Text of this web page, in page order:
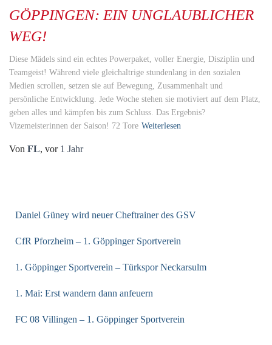
GÖPPINGEN: EIN UNGLAUBLICHER
WEG!
Diese Mädels sind ein echtes Powerpaket, voller Energie, Disziplin und
Teamgeist! Während viele gleichaltrige stundenlang in den sozialen
Medien scrollen, setzen sie auf Bewegung, Zusammenhalt und
persönliche Entwicklung. Jede Woche stehen sie motiviert auf dem Platz,
geben alles und kämpfen bis zum Schluss. Das Ergebnis?
Vizemeisterinnen der Saison! 72 Tore Weiterlesen
Von FL, vor 1 Jahr
Daniel Güney wird neuer Cheftrainer des GSV
CfR Pforzheim – 1. Göppinger Sportverein
1. Göppinger Sportverein – Türkspor Neckarsulm
1. Mai: Erst wandern dann anfeuern
FC 08 Villingen – 1. Göppinger Sportverein